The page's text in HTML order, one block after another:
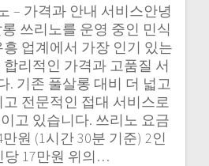
– 가격과 안내 서비스안녕
쓰리노를 운영 중인 민식
업계에서 가장 인기 있는
리적인 가격과 고품질 서
. 기존 풀살롱 대비 더 넓고
전문적인 접대 서비스로
고 있습니다. 쓰리노 요금
원 (1시간 30분 기준) 2인
당 17만원 위의…